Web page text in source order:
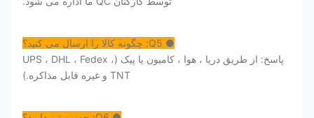
● Q5: چگونه کالا را ارسال می کنید؟
پاسخ: از طریق دریا ، هوا ، کامیون یا پیک (UPS ، DHL ، Fedex ،
TNT و غیره قابل مذاکره.)